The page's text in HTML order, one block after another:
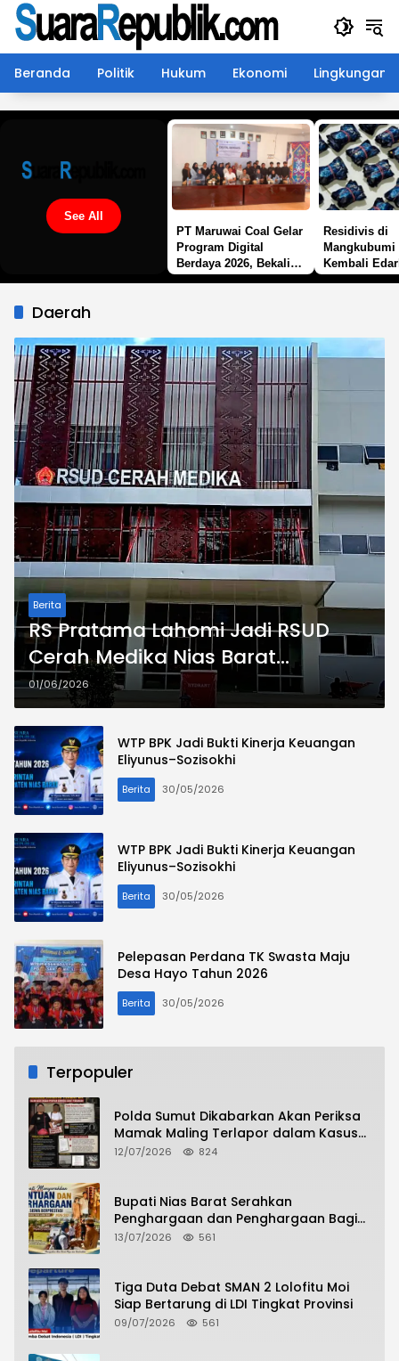
Langsung
konten
Beranda
Politik Hukum Ekonomi Lingkungan
See All
PT Maruwai Coal Gelar
Program Digital
Berdaya 2026, Bekali
Sama LPP Butterfly
Residivis di
Mangkubumi
Kembali
Daerah
Berita
RS Pratama Lahomi Jadi RSUD
Cerah Medika Nias Barat
Berdasarkan Permenkes Nomor 3
Tahun 2020
01/06/2026
WTP BPK Jadi Bukti Kinerja Keuangan
Eliyunus–Sozisokhi
Berita 30/05/2026
WTP BPK Jadi Bukti Kinerja Keuangan
Eliyunus–Sozisokhi
Berita 30/05/2026
Pelepasan Perdana TK Swasta Maju
Desa Hayo Tahun 2026
Berita 30/05/2026
Terpopuler
Polda Sumut Dikabarkan Akan Periksa
Mamak Maling Terlapor dalam Kasus
Dugaan Penipuan Bermodus Surat
12/07/2026 824
Bupati Nias Barat Serahkan
Penghargaan dan Penghargaan Bagi
Siswa Berprestasi Pada Pembukaan TA
13/07/2026 561
Tiga Duta Debat SMAN 2 Lolofitu Moi
Siap Bertarung di LDI Tingkat Provinsi
09/07/2026 561